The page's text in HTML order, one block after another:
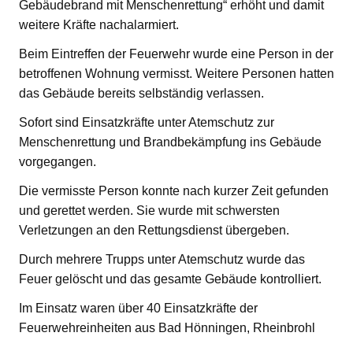
Gebäudebrand mit Menschenrettung“ erhöht und damit
weitere Kräfte nachalarmiert.
Beim Eintreffen der Feuerwehr wurde eine Person in der
betroffenen Wohnung vermisst. Weitere Personen hatten
das Gebäude bereits selbständig verlassen.
Sofort sind Einsatzkräfte unter Atemschutz zur
Menschenrettung und Brandbekämpfung ins Gebäude
vorgegangen.
Die vermisste Person konnte nach kurzer Zeit gefunden
und gerettet werden. Sie wurde mit schwersten
Verletzungen an den Rettungsdienst übergeben.
Durch mehrere Trupps unter Atemschutz wurde das
Feuer gelöscht und das gesamte Gebäude kontrolliert.
Im Einsatz waren über 40 Einsatzkräfte der
Feuerwehreinheiten aus Bad Hönningen, Rheinbrohl